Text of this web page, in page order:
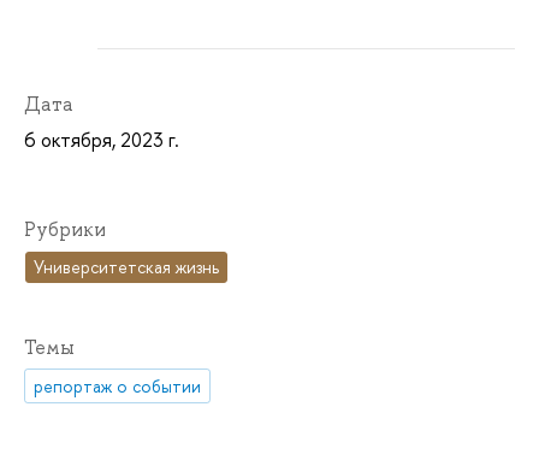
Дата
6 октября, 2023 г.
Рубрики
Университетская жизнь
Темы
репортаж о событии